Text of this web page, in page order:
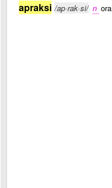
apraksi /ap·rak·si/ n